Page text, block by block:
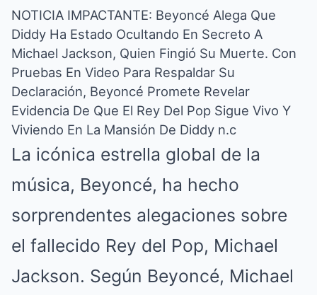
Mute
NOTICIA IMPACTANTE: Beyoncé Alega Que
Diddy Ha Estado Ocultando En Secreto A
Michael Jackson, Quien Fingió Su Muerte. Con
Pruebas En Video Para Respaldar Su
Declaración, Beyoncé Promete Revelar
Evidencia De Que El Rey Del Pop Sigue Vivo Y
Viviendo En La Mansión De Diddy n.c
La icónica estrella global de la
música, Beyoncé, ha hecho
sorprendentes alegaciones sobre
el fallecido Rey del Pop, Michael
Jackson. Según Beyoncé, Michael